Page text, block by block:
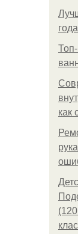
как